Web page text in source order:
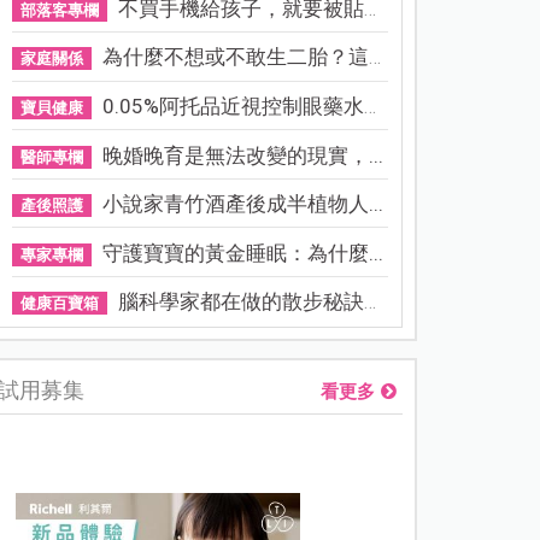
部落客專欄 不買手機給孩子，就要被貼「...
家庭關係 為什麼不想或不敢生二胎？這8...
寶貝健康 0.05%阿托品近視控制眼藥水納...
醫師專欄 晚婚晚育是無法改變的現實，...
產後照護 小說家青竹酒產後成半植物人...
專家專欄 守護寶寶的黃金睡眠：為什麼...
健康百寶箱 腦科學家都在做的散步秘訣！...
用募集 看更多